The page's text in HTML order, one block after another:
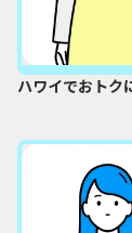
ハワイでおトク